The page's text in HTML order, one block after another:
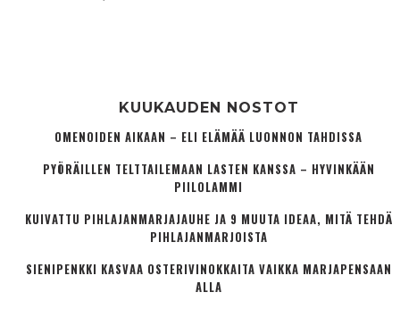
KUUKAUDEN NOSTOT
OMENOIDEN AIKAAN – ELI ELÄMÄÄ LUONNON TAHDISSA
PYÖRÄILLEN TELTTAILEMAAN LASTEN KANSSA – HYVINKÄÄN
PIILOLAMMI
KUIVATTU PIHLAJANMARJAJAUHE JA 9 MUUTA IDEAA, MITÄ TEHDÄ
PIHLAJANMARJOISTA
SIENIPENKKI KASVAA OSTERIVINOKKAITA VAIKKA MARJAPENSAAN
ALLA